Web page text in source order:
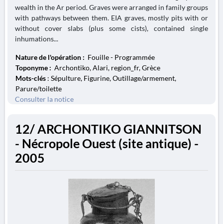
wealth in the Ar period. Graves were arranged in family groups
with pathways between them. EIA graves, mostly pits with or
without cover slabs (plus some cists), contained single
inhumations...
Nature de l'opération : Fouille - Programmée
Toponyme : Archontiko, Alari, region_fr, Grèce
Mots-clés : Sépulture, Figurine, Outillage/armement,
Parure/toilette
Consulter la notice
12/ ARCHONTIKO GIANNITSON
- Nécropole Ouest (site antique) -
2005